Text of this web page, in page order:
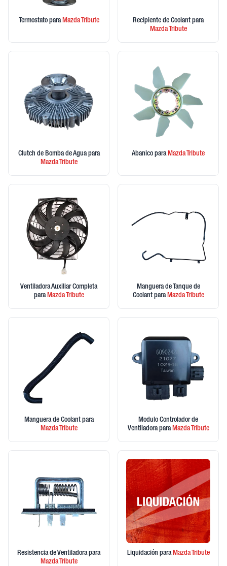
Termostato paraMazdaTribute Recipiente de Coolant para
MazdaTribute
Clutch de Bomba de Agua para
MazdaTribute
Abanico paraMazdaTribute
Ventiladora Auxiliar Completa
paraMazdaTribute
Manguera de Tanque de
Coolant paraMazdaTribute
Manguera de Coolant para
MazdaTribute
Modulo Controlador de
Ventiladora paraMazdaTribute
Resistencia de Ventiladora para
MazdaTribute
Liquidación paraMazdaTribute